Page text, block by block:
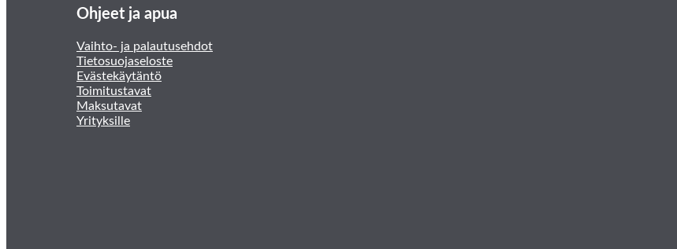
Ohjeet ja apua
Vaihto- ja palautusehdot
Tietosuojaseloste
Evästekäytäntö
Toimitustavat
Maksutavat
Yrityksille